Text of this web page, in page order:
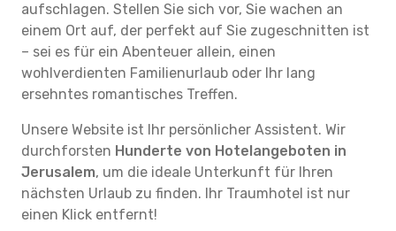
aufschlagen. Stellen Sie sich vor, Sie wachen an
einem Ort auf, der perfekt auf Sie zugeschnitten ist
– sei es für ein Abenteuer allein, einen
wohlverdienten Familienurlaub oder Ihr lang
ersehntes romantisches Treffen.
Unsere Website ist Ihr persönlicher Assistent. Wir
durchforsten Hunderte von Hotelangeboten in
Jerusalem, um die ideale Unterkunft für Ihren
nächsten Urlaub zu finden. Ihr Traumhotel ist nur
einen Klick entfernt!